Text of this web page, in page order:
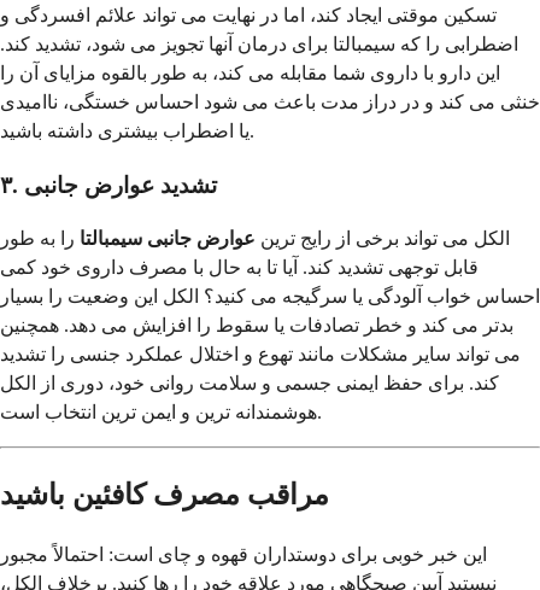
تسکین موقتی ایجاد کند، اما در نهایت می تواند علائم افسردگی و
اضطرابی را که سیمبالتا برای درمان آنها تجویز می شود، تشدید کند.
این دارو با داروی شما مقابله می کند، به طور بالقوه مزایای آن را
خنثی می کند و در دراز مدت باعث می شود احساس خستگی، ناامیدی
یا اضطراب بیشتری داشته باشید.
۳. تشدید عوارض جانبی
الکل می تواند برخی از رایج ترین عوارض جانبی سیمبالتا را به طور
قابل توجهی تشدید کند. آیا تا به حال با مصرف داروی خود کمی
احساس خواب آلودگی یا سرگیجه می کنید؟ الکل این وضعیت را بسیار
بدتر می کند و خطر تصادفات یا سقوط را افزایش می دهد. همچنین
می تواند سایر مشکلات مانند تهوع و اختلال عملکرد جنسی را تشدید
کند. برای حفظ ایمنی جسمی و سلامت روانی خود، دوری از الکل
هوشمندانه ترین و ایمن ترین انتخاب است.
مراقب مصرف کافئین باشید
این خبر خوبی برای دوستداران قهوه و چای است: احتمالاً مجبور
نیستید آیین صبحگاهی مورد علاقه خود را رها کنید. برخلاف الکل،